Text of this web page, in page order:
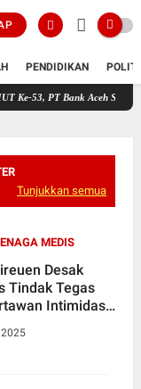
PENDIDIKAN
Bank Aceh Syariah KC
Tunjukkan semua
MEDIS
Desak
Tindak Tegas
Intimidasi